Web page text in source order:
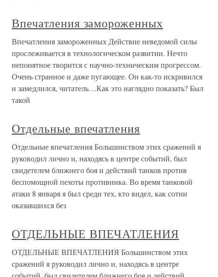
Впечатления замороженных
Впечатления замороженных Действие неведомой силы
прослеживается в технологическом развитии. Нечто
непонятное творится с научно-техническим прогрессом.
Очень странное и даже пугающее. Он как-то искривился
и замедлился, читатель…Как это наглядно показать? Был
такой
Отдельные впечатления
Отдельные впечатления Большинством этих сражений я
руководил лично и, находясь в центре событий, был
свидетелем ближнего боя и действий танков против
беспомощной пехоты противника. Во время танковой
атаки 8 января я был среди тех, кто видел, как сотни
оказавшихся без
ОТДЕЛЬНЫЕ ВПЕЧАТЛЕНИЯ
ОТДЕЛЬНЫЕ ВПЕЧАТЛЕНИЯ Большинством этих
сражений я руководил лично и, находясь в центре